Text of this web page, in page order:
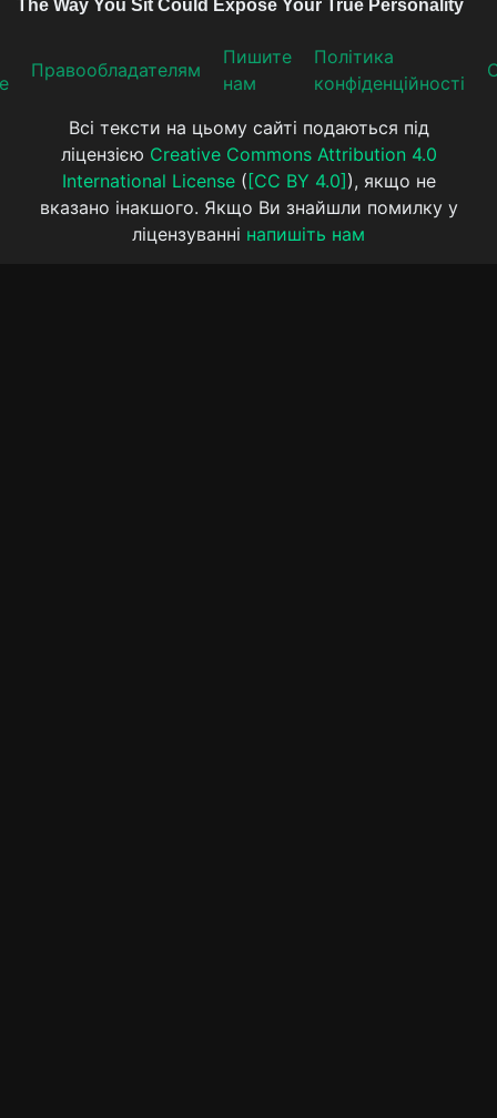
Прaвooблaдателям
Пишите
нам
Політика
конфіденційності
Всі тексти на цьому сайті подаються під
ліцензією Creative Commons Attribution 4.0
International License( [CC BY 4.0] ), якщо не
вказано інакшого. Якщо Ви знайшли помилку у
ліцензуванні напишіть нам